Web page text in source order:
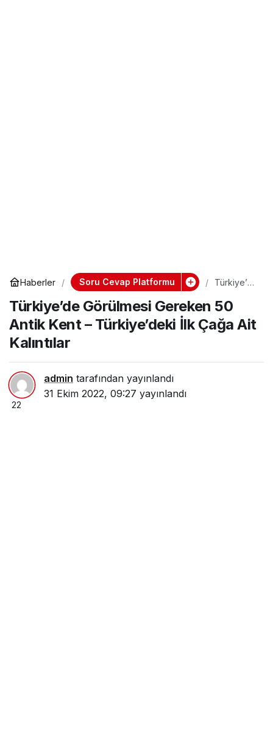
Haberler Soru Cevap Platformu
Türkiye’de
Gereken
50 Antik
Kent –
Türkiye’de
Kalıntılar
Türkiye’de Görülmesi Gereken 50
Antik Kent – Türkiye’deki İlk Çağa Ait
Kalıntılar
admin tarafından yayınlandı
31 Ekim 2022, 09:27 yayınlandı
22